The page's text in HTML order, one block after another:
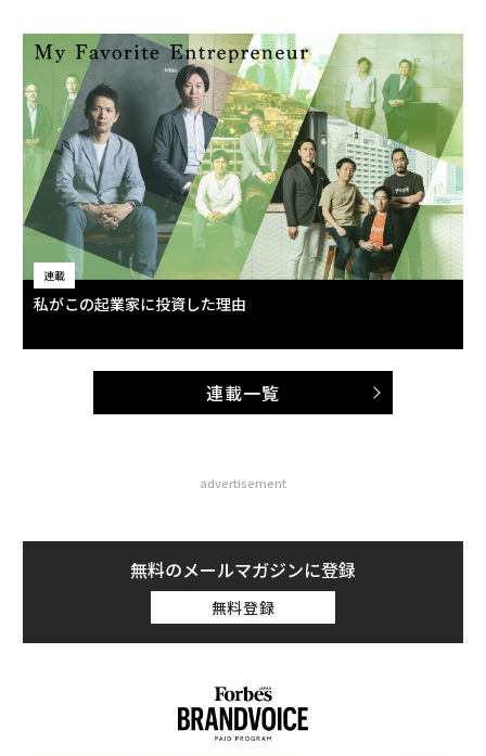
連載
私がこの起業家に投資した理由
連載一覧
advertisement
無料のメールマガジンに登録
無料登録